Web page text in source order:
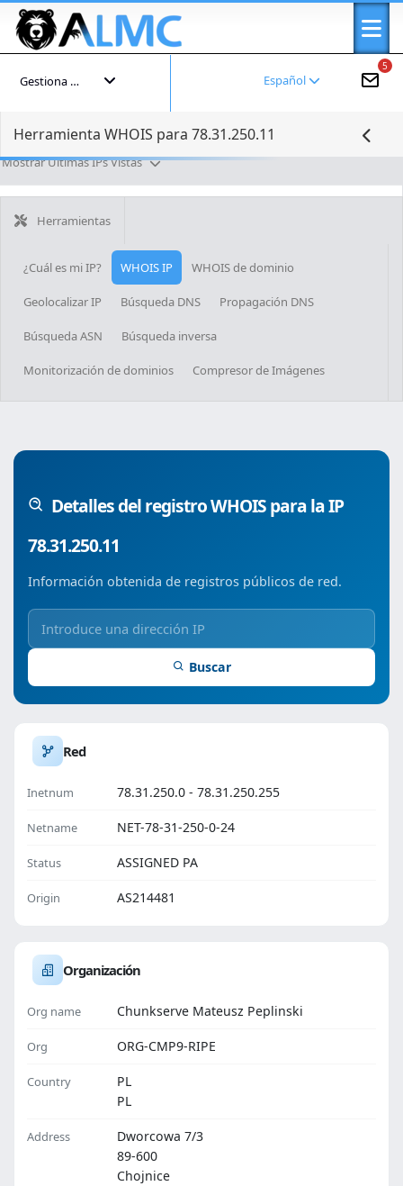
5
Español
Gestiona tu cuenta
Herramienta WHOIS para 78.31.250.11
Mostrar Últimas IPs Vistas
Herramientas
¿Cuál es mi IP? WHOIS IP WHOIS de dominio
Geolocalizar IP Búsqueda DNS Propagación DNS
Búsqueda ASN Búsqueda inversa
Monitorización de dominios Compresor de Imágenes
Detalles del registro WHOIS para la IP
78.31.250.11
Información obtenida de registros públicos de red.
Buscar
Red
Inetnum 78.31.250.0 - 78.31.250.255
Netname NET-78-31-250-0-24
Status ASSIGNED PA
Origin AS214481
Organización
Org name Chunkserve Mateusz Peplinski
Org ORG-CMP9-RIPE
Country
PL
PL
Address
Dworcowa 7/3
89-600
Chojnice